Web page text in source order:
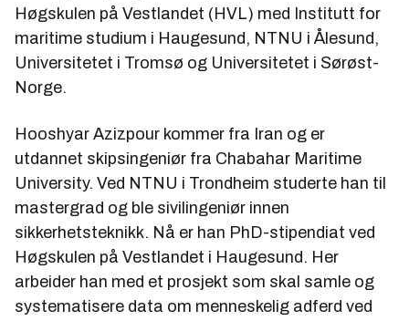
Høgskulen på Vestlandet (HVL) med Institutt for
maritime studium i Haugesund, NTNU i Ålesund,
Universitetet i Tromsø og Universitetet i Sørøst-
Norge.
Hooshyar Azizpour kommer fra Iran og er
utdannet skipsingeniør fra Chabahar Maritime
University. Ved NTNU i Trondheim studerte han til
mastergrad og ble sivilingeniør innen
sikkerhetsteknikk. Nå er han PhD-stipendiat ved
Høgskulen på Vestlandet i Haugesund. Her
arbeider han med et prosjekt som skal samle og
systematisere data om menneskelig adferd ved